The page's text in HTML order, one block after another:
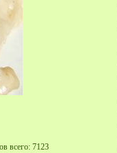
всего: 7123